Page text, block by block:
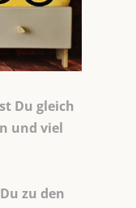
Du gleich
und viel
zu den